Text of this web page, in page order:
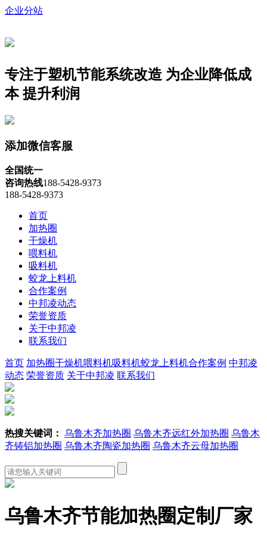
企业分站
专注于塑机节能系统改造 为企业降低成
本 提升利润
添加微信客服
全国统一
咨询热线188-5428-9373
188-5428-9373
首页
加热圈
干燥机
喂料机
吸料机
蛟龙上料机
合作案例
中邦凌动态
荣誉资质
关于中邦凌
联系我们
首页 加热圈干燥机喂料机吸料机蛟龙上料机合作案例 中邦凌
动态 荣誉资质 关于中邦凌 联系我们
热搜关键词： 乌鲁木齐加热圈 乌鲁木齐远红外加热圈 乌鲁木
齐铸铝加热圈 乌鲁木齐陶瓷加热圈 乌鲁木齐云母加热圈
乌鲁木齐节能加热圈定制厂家